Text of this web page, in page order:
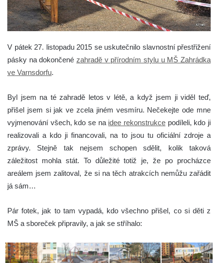
V pátek 27. listopadu 2015 se uskutečnilo slavnostní přestřižení
pásky na dokončené zahradě v přírodním stylu u MŠ Zahrádka
ve Varnsdorfu.
Byl jsem na té zahradě letos v létě, a když jsem ji viděl teď,
přišel jsem si jak ve zcela jiném vesmíru. Nečekejte ode mne
vyjmenování všech, kdo se na idee rekonstrukce podíleli, kdo ji
realizovali a kdo ji financovali, na to jsou tu oficiální zdroje a
zprávy. Stejně tak nejsem schopen sdělit, kolik taková
záležitost mohla stát. To důležité totiž je, že po procházce
areálem jsem zalitoval, že si na těch atrakcích nemůžu zařádit
já sám…
Pár fotek, jak to tam vypadá, kdo všechno přišel, co si děti z
MŠ a sboreček připravily, a jak se stříhalo: